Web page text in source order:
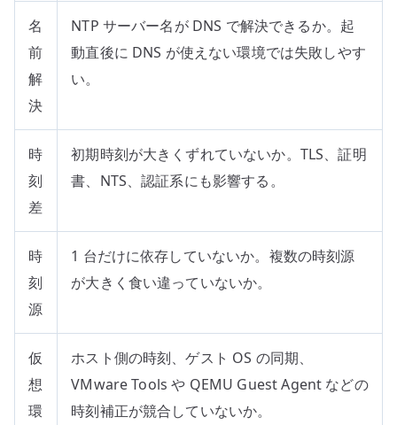
名
前
解
決
NTP サーバー名が DNS で解決できるか。起
動直後に DNS が使えない環境では失敗しやす
い。
時
刻
差
初期時刻が大きくずれていないか。TLS、証明
書、NTS、認証系にも影響する。
時
刻
源
1 台だけに依存していないか。複数の時刻源
が大きく食い違っていないか。
仮
想
環
ホスト側の時刻、ゲスト OS の同期、
VMware Tools や QEMU Guest Agent などの
時刻補正が競合していないか。